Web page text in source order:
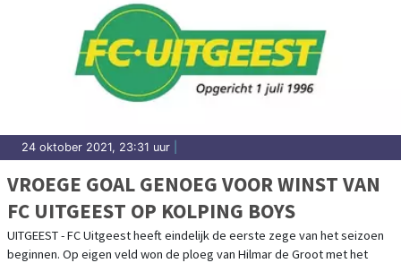
24 oktober 2021, 23:31 uur
VROEGE GOAL GENOEG VOOR WINST VAN
FC UITGEEST OP KOLPING BOYS
UITGEEST - FC Uitgeest heeft eindelijk de eerste zege van het seizoen
beginnen. Op eigen veld won de ploeg van Hilmar de Groot met het